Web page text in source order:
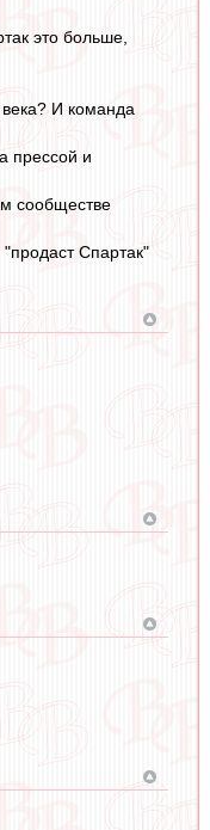
это больше,
И команда
прессой и
сообществе
Спартак"